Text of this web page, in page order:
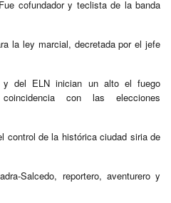
cofundador y teclista de la banda
la ley marcial, decretada por el jefe
del ELN inician un alto el fuego
con las elecciones
control de la histórica ciudad siria de
Salcedo, reportero, aventurero y